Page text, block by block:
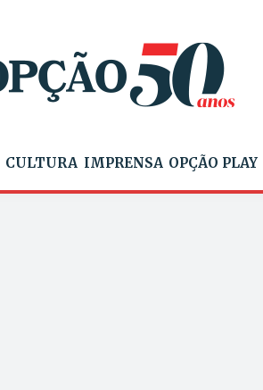
CULTURA IMPRENSA OPÇÃO PLAY